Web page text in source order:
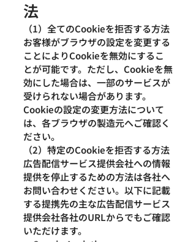
法
（1）全てのCookieを拒否する方法
お客様がブラウザの設定を変更する
ことによりCookieを無効にするこ
とが可能です。ただし、Cookieを無
効にした場合は、一部のサービスが
受けられない場合があります。
Cookieの設定の変更方法について
は、各ブラウザの製造元へご確認く
ださい。
（2）特定のCookieを拒否する方法
広告配信サービス提供会社への情報
提供を停止するための方法は各社へ
お問い合わせください。以下に記載
する提携先の主な広告配信サービス
提供会社各社のURLからでもご確認
いただけます。
​・Google Analytics